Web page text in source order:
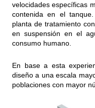
velocidades específicas
contenida en el
planta de tratamiento
en suspensión en el
consumo humano.
En base a esta
diseño a una escala
poblaciones con mayor